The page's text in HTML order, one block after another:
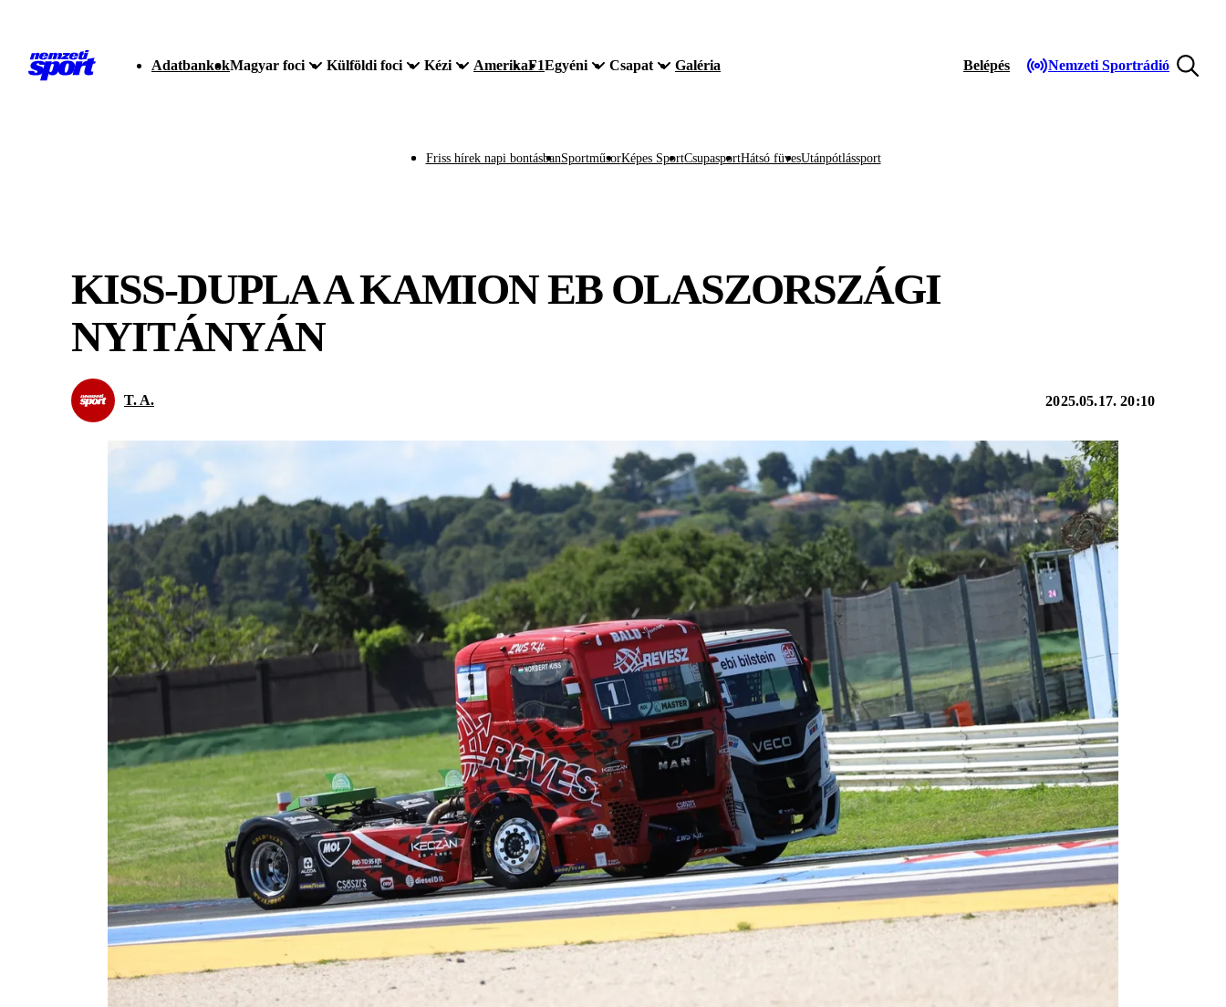
AdatbankokMagyar foci Külföldi foci Kézi AmerikaF1Egyéni Csapat Galéria Belépés Nemzeti Sportrádió
Friss hírek napi bontásbanSportműsorKépes SportCsupasportHátsó füvesUtánpótlássport
KISS-DUPLA A KAMION EB OLASZORSZÁGI
NYITÁNYÁN
T. A. 2025.05.17. 20:10